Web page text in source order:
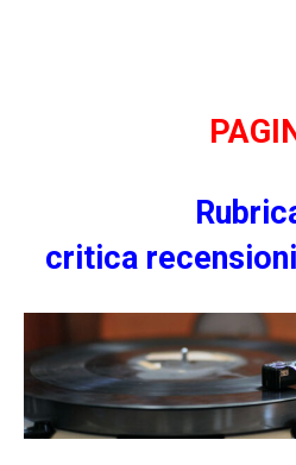
PAG
critica recensioni